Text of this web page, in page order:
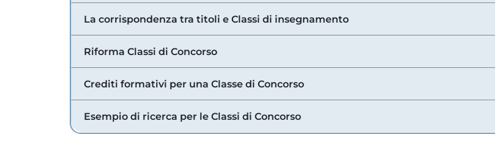
La corrispondenza tra titoli e Classi di insegnamento
Riforma Classi di Concorso
Crediti formativi per una Classe di Concorso
Esempio di ricerca per le Classi di Concorso